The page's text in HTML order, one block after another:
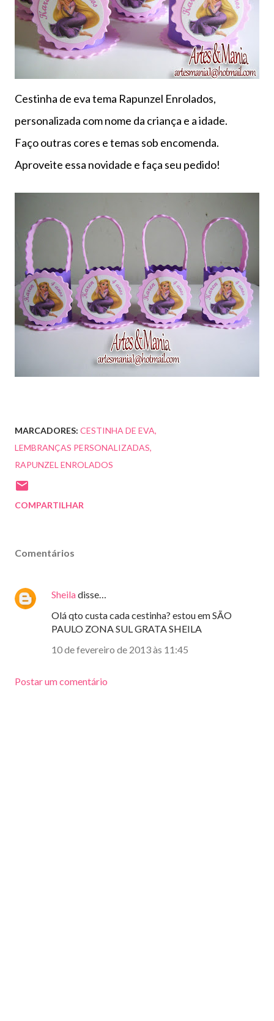
Cestinha de eva tema Rapunzel Enrolados,
personalizada com nome da criança e a idade.
Faço outras cores e temas sob encomenda.
Aproveite essa novidade e faça seu pedido!
MARCADORES: CESTINHA DE EVA
LEMBRANÇAS PERSONALIZADAS
RAPUNZEL ENROLADOS
COMPARTILHAR
Comentários
Sheiladisse…
Olá qto custa cada cestinha? estou em SÃO
PAULO ZONA SUL GRATA SHEILA
10 de fevereiro de 2013 às 11:45
Postar um comentário